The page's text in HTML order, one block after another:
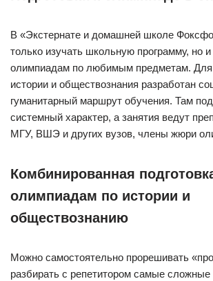
В «Экстернате и домашней школе
только изучать школьную программу, но и
олимпиадам по любимым предметам. Для
истории и обществознания разработан
гуманитарный маршрут обучения. Там
системный характер, а занятия ведут
МГУ, ВШЭ и других вузов, члены жюри
Комбинированная
олимпиадам по истории и
обществознанию
Можно самостоятельно прорешивать
разбирать с репетитором самые сложные